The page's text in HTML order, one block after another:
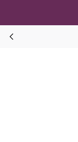
Informativa
Le tue